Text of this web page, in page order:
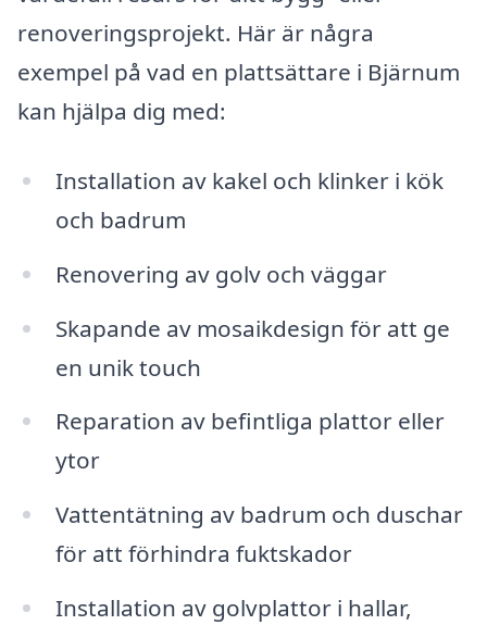
renoveringsprojekt. Här är några
exempel på vad en plattsättare i Bjärnum
kan hjälpa dig med:
Installation av kakel och klinker i kök
och badrum
Renovering av golv och väggar
Skapande av mosaikdesign för att ge
en unik touch
Reparation av befintliga plattor eller
ytor
Vattentätning av badrum och duschar
för att förhindra fuktskador
Installation av golvplattor i hallar,